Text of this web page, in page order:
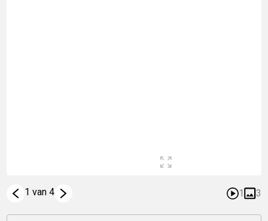
1 van 4 1 3